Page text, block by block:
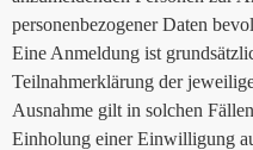
personenbezogener Daten
Eine Anmeldung ist
Teilnahmerklärung der
Ausnahme gilt in solchen
Einholung einer Einwilligung